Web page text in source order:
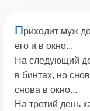
Приходит муж
его и в окно...
На следующий
в бинтах, но
снова в окно...
На третий день